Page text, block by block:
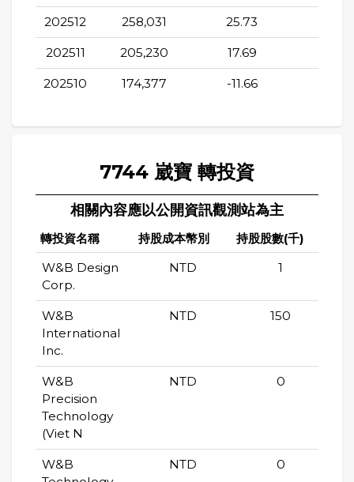
202512 258,031 25.73
202511 205,230 17.69
202510 174,377 -11.66
7744 崴寶 轉投資
相關內容應以公開資訊觀測站為主
轉投資名稱 持股成本幣別 持股股數(千)
W&B Design
Corp.
NTD 1
W&B
International
Inc.
NTD 150
W&B
Precision
Technology
(Viet N
NTD 0
W&B
NTD 0